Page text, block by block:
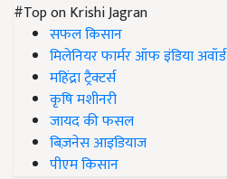
#Top on Krishi Jagran
सफल किसान
मिलेनियर फार्मर ऑफ इंडिया अवॉर्ड
महिंद्रा ट्रैक्टर्स
कृषि मशीनरी
जायद की फसल
बिज़नेस आइडियाज
पीएम किसान